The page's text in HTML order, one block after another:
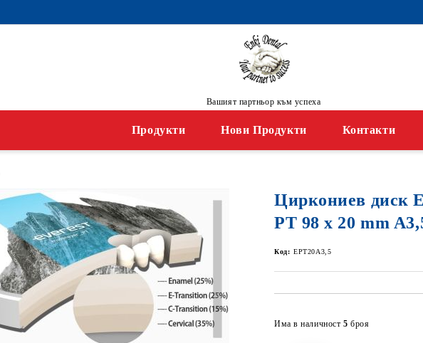
Вашият партньор към успеха
Продукти Нови Продукти Контакти
Циркониев диск
PT 98 x 20 mm
Код: EPT20A3,5
Има в наличност 5 броя